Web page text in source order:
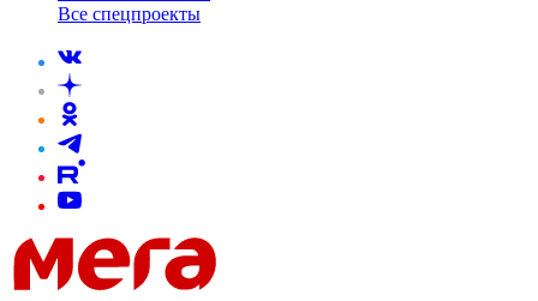
Все спецпроекты